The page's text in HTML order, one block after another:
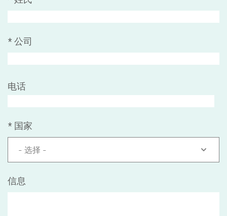
* 公司
电话
* 国家
- 选择 -
信息